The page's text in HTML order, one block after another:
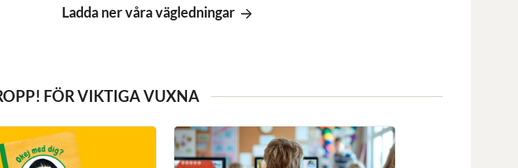
Ladda ner våra vägledningar
FÖR VIKTIGA VUXNA